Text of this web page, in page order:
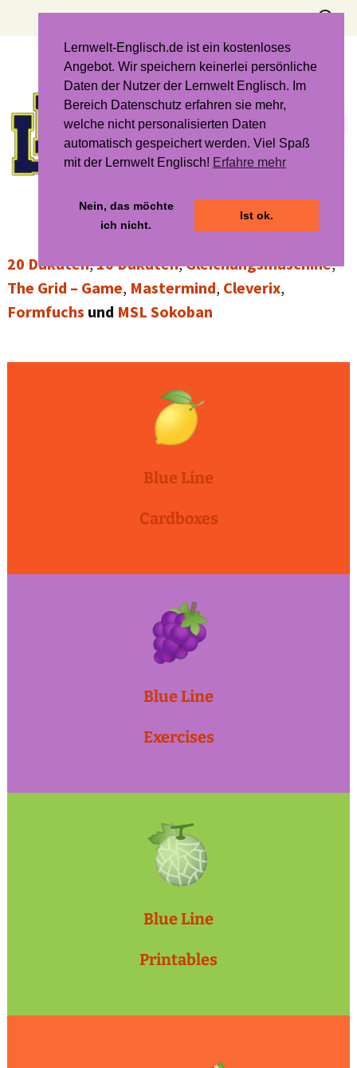
Suchen
20 Dukaten,10 Dukaten,Gleichungsmaschine,
The Grid – Game, Mastermind, Cleverix,
Formfuchs und MSL Sokoban
Blue Line
Cardboxes
Blue Line
Exercises
Blue Line
Printables
Lernwelt-Englisch.de ist ein kostenloses
Angebot. Wir speichern keinerlei persönliche
Daten der Nutzer der Lernwelt Englisch. Im
Bereich Datenschutz erfahren sie mehr,
welche nicht personalisierten Daten
automatisch gespeichert werden. Viel Spaß
mit der Lernwelt Englisch! Erfahre mehr
Nein, das möchte
ich nicht.
Ist ok.